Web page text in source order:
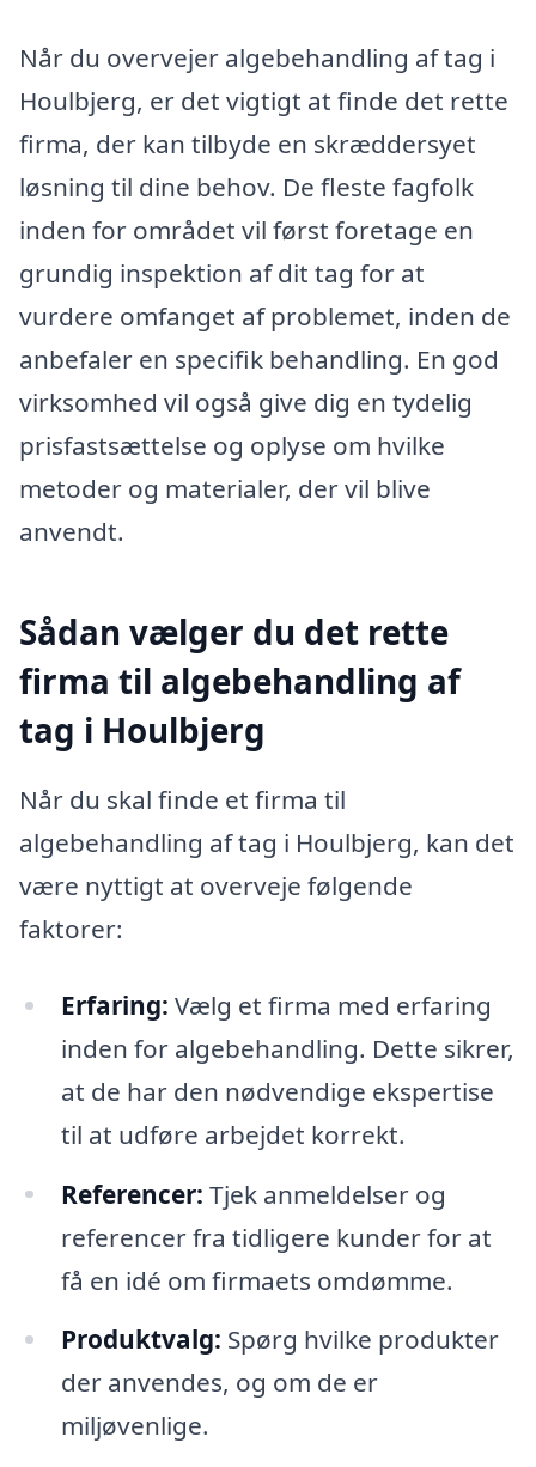
Når du overvejer algebehandling af tag i
Houlbjerg, er det vigtigt at finde det rette
firma, der kan tilbyde en skræddersyet
løsning til dine behov. De fleste fagfolk
inden for området vil først foretage en
grundig inspektion af dit tag for at
vurdere omfanget af problemet, inden de
anbefaler en specifik behandling. En god
virksomhed vil også give dig en tydelig
prisfastsættelse og oplyse om hvilke
metoder og materialer, der vil blive
anvendt.
Sådan vælger du det rette
firma til algebehandling af
tag i Houlbjerg
Når du skal finde et firma til
algebehandling af tag i Houlbjerg, kan det
være nyttigt at overveje følgende
faktorer:
Erfaring: Vælg et firma med erfaring
inden for algebehandling. Dette sikrer,
at de har den nødvendige ekspertise
til at udføre arbejdet korrekt.
Referencer: Tjek anmeldelser og
referencer fra tidligere kunder for at
få en idé om firmaets omdømme.
Produktvalg: Spørg hvilke produkter
der anvendes, og om de er
miljøvenlige.